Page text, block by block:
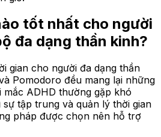
tốt nhất cho người
đa dạng thần kinh?
gian cho người đa dạng thần
Pomodoro đều mang lại những
mắc ADHD thường gặp khó
tập trung và quản lý thời gian
pháp được chọn nên hỗ trợ